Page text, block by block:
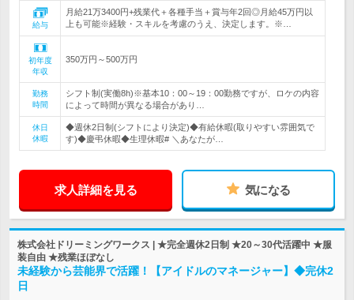
給与
月給21万3400円+残業代＋各種手当＋賞与年2回◎月給45万円以
上も可能※経験・スキルを考慮のうえ、決定します。※…
初年度
年収
350万円～500万円
勤務
時間
シフト制(実働8h)※基本10：00～19：00勤務ですが、ロケの内容
によって時間が異なる場合があり…
休日
休暇
◆週休2日制(シフトにより決定)◆有給休暇(取りやすい雰囲気で
す)◆慶弔休暇◆生理休暇# ＼あなたが…
求人詳細を見る 気になる
株式会社ドリーミングワークス | ★完全週休2日制 ★20～30代活躍中 ★服
装自由 ★残業ほぼなし
未経験から芸能界で活躍！【アイドルのマネージャー】◆完休2
日